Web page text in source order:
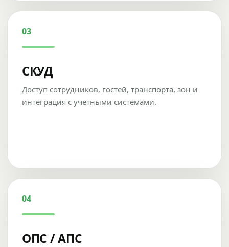
03
СКУД
Доступ сотрудников, гостей, транспорта, зон и
интеграция с учетными системами.
04
ОПС / АПС